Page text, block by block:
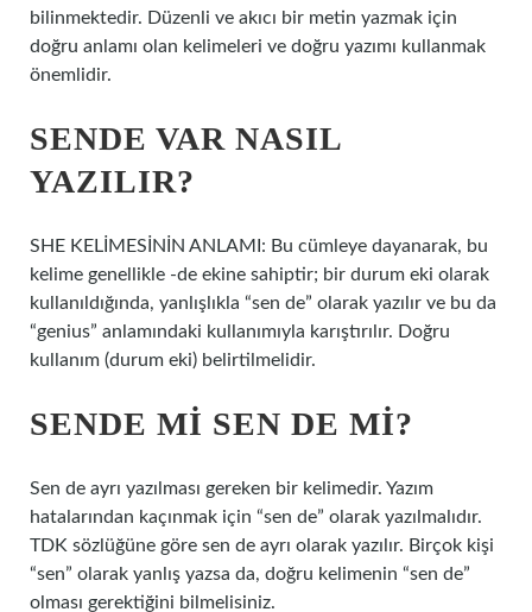
bilinmektedir. Düzenli ve akıcı bir metin yazmak için
doğru anlamı olan kelimeleri ve doğru yazımı kullanmak
önemlidir.
SENDE VAR NASIL
YAZILIR?
SHE KELİMESİNİN ANLAMI: Bu cümleye dayanarak, bu
kelime genellikle -de ekine sahiptir; bir durum eki olarak
kullanıldığında, yanlışlıkla “sen de” olarak yazılır ve bu da
“genius” anlamındaki kullanımıyla karıştırılır. Doğru
kullanım (durum eki) belirtilmelidir.
SENDE MI SEN DE MI?
Sen de ayrı yazılması gereken bir kelimedir. Yazım
hatalarından kaçınmak için “sen de” olarak yazılmalıdır.
TDK sözlüğüne göre sen de ayrı olarak yazılır. Birçok kişi
“sen” olarak yanlış yazsa da, doğru kelimenin “sen de”
olması gerektiğini bilmelisiniz.